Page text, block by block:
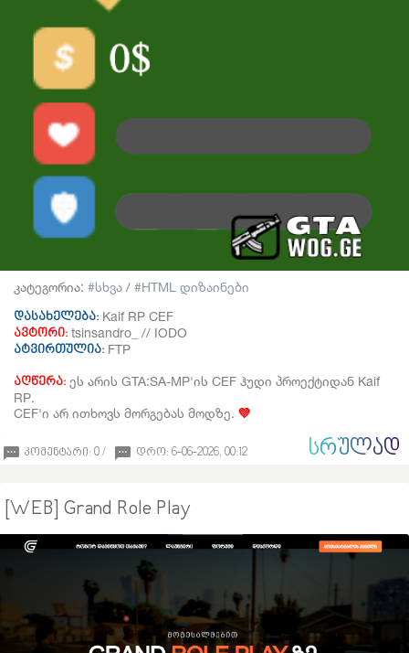
კატეგორია: სხვა /
HTML დიზაინები
დასახელება: Kaif RP CEF
ავტორი: tsinsandro_ // IODO
ატვირთულია: FTP
აღწერა: ეს არის GTA:SA-MP'ის CEF ჰუდი პროექტიდან Kaif
RP.
CEF'ი არ ითხოვს მორგებას მოდზე. 💜
კომენტარი: 0 / დრო: 6-06-2026, 00:12 ᲡᲠᲣᲚᲐᲓ
[WEB] Grand Role Play